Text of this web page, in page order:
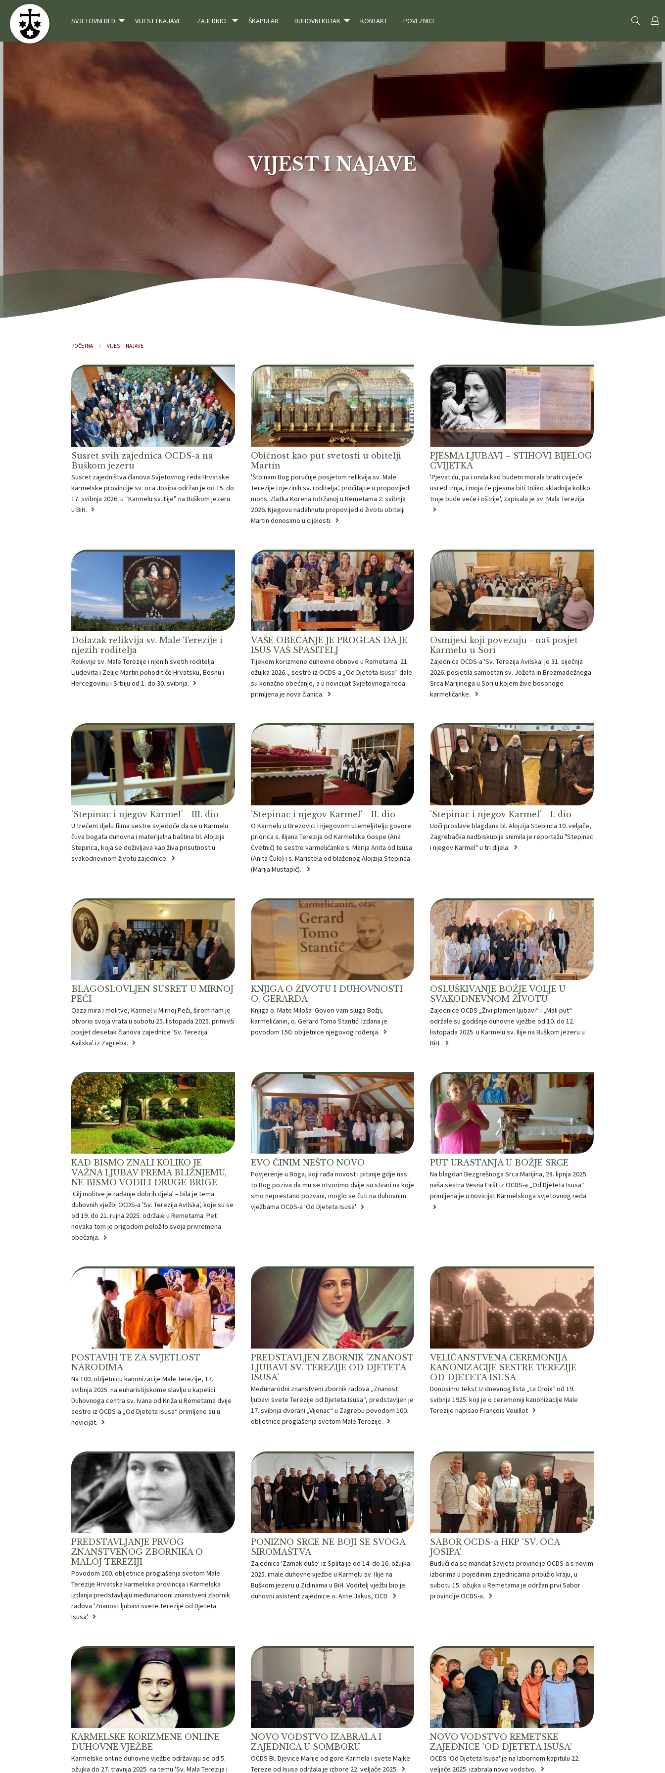
SVJETOVNI RED VIJEST I NAJAVE ZAJEDNICE ŠKAPULAR DUHOVNI KUTAK KONTAKT POVEZNICE
VIJEST I NAJAVE
POČETNA VIJEST I NAJAVE
Susret svih zajednica OCDS-a na
Buškom jezeru
Susret zajedništva članova Svjetovnog reda Hrvatske
karmelske provincije sv. oca Josipa održan je od 15. do
17. svibnja 2026. u “Karmelu sv. Ilije” na Buškom jezeru
u BiH.
Običnost kao put svetosti u obitelji
Martin
'Što nam Bog poručuje posjetom relikvija sv. Male
Terezije i njezinih sv. roditelja', pročitajte u propovijedi
mons. Zlatka Korena održanoj u Remetama 2. svibnja
2026. Njegovu nadahnutu propovijed o životu obitelji
Martin donosimo u cijelosti.
PJESMA LJUBAVI – STIHOVI BIJELOG
CVIJETKA
'Pjevat ću, pa i onda kad budem morala brati cvijeće
usred trnja, i moja će pjesma biti toliko skladnija koliko
trnje bude veće i oštrije', zapisala je sv. Mala Terezija.
Dolazak relikvija sv. Male Terezije i
njezih roditelja
Relikvije sv. Male Terezije i njenih svetih roditelja
Ljudevita i Zelije Martin pohodit će Hrvatsku, Bosnu i
Hercegovinu i Srbiju od 1. do 30. svibnja.
VAŠE OBEĆANJE JE PROGLAS DA JE
ISUS VAŠ SPASITELJ
Tijekom korizmene duhovne obnove u Remetama 21.
ožujka 2026.., sestre iz OCDS-a „Od Djeteta Isusa” dale
su konačno obećanje, a u novicijat Svjetovnoga reda
primljena je nova članica.
Osmijesi koji povezuju - naš posjet
Karmelu u Sori
Zajednica OCDS-a 'Sv. Terezija Avilska' je 31. siječnja
2026. posjetila samostan sv. Jožefa in Brezmadežnega
Srca Marijinega u Sori u kojem žive bosonoge
karmelićanke.
'Stepinac i njegov Karmel' - III. dio
U trećem djelu filma sestre svjedoče da se u Karmelu
čuva bogata duhovna i materijalna baština bl. Alojzija
Stepinca, koja se doživljava kao živa prisutnost u
svakodnevnom životu zajednice.
'Stepinac i njegov Karmel' - II. dio
O Karmelu u Brezovici i njegovom utemeljitelju govore
priorica s. Ilijana Terezija od Karmelske Gospe (Ana
Cvetnić) te sestre karmelićanke s. Marija Anita od Isusa
(Anita Čulo) i s. Maristela od blaženog Alojzija Stepinca
(Marija Mustapić).
'Stepinac i njegov Karmel' - I. dio
Uoči proslave blagdana bl. Alojzija Stepinca 10. veljače,
Zagrebačka nadbiskupija snimila je reportažu "Stepinac
i njegov Karmel" u tri dijela.
BLAGOSLOVLJEN SUSRET U MIRNOJ
PEČI
Oaza mira i molitve, Karmel u Mirnoj Peči, širom nam je
otvorio svoja vrata u subotu 25. listopada 2025. primivši
posjet desetak članova zajednice 'Sv. Terezija
Avilska' iz Zagreba.
KNJIGA O ŽIVOTU I DUHOVNOSTI
O. GERARDA
Knjiga o. Mate Miloša 'Govori vam sluga Božji,
karmelićanin, o. Gerard Tomo Stantić' izdana je
povodom 150. obljetnice njegovog rođenja.
OSLUŠKIVANJE BOŽJE VOLJE U
SVAKODNEVNOM ŽIVOTU
Zajednice OCDS „Živi plamen ljubavi“ i „Mali put“
održale su godišnje duhovne vježbe od 10. do 12.
listopada 2025. u Karmelu sv. Ilije na Buškom jezeru u
BiH.
KAD BISMO ZNALI KOLIKO JE
VAŽNA LJUBAV PREMA BLIŽNJEMU,
NE BISMO VODILI DRUGE BRIGE
'Cilj molitve je rađanje dobrih djela' – bila je tema
duhovnih vježbi OCDS-a 'Sv. Terezija Avilska', koje su se
od 19. do 21. rujna 2025. održale u Remetama. Pet
novaka tom je prigodom položilo svoja privremena
obećanja.
EVO ČINIM NEŠTO NOVO
Povjerenje u Boga, koji rađa novost i pitanje gdje nas
to Bog poziva da mu se otvorimo dvije su stvari na koje
smo neprestano pozvani, moglo se čuti na duhovnim
vježbama OCDS-a 'Od Djeteta Isusa'.
PUT URASTANJA U BOŽJE SRCE
Na blagdan Bezgrešnoga Srca Marijina, 28. lipnja 2025.
naša sestra Vesna Firšt iz OCDS-a „Od Djeteta Isusa“
primljena je u novicijat Karmelskoga svjetovnog reda
POSTAVIH TE ZA SVJETLOST
NARODIMA
Na 100. obljetnicu kanonizacije Male Terezije, 17.
svibnja 2025. na euharistijskome slavlju u kapelici
Duhovnoga centra sv. Ivana od Križa u Remetama dvije
sestre iz OCDS-a „Od Djeteta Isusa“ primljene su u
novicijat.
PREDSTAVLJEN ZBORNIK 'ZNANOST
LJUBAVI SV. TEREZIJE OD DJETETA
ISUSA'
Međunarodni znanstveni zbornik radova „Znanost
ljubavi svete Terezije od Djeteta Isusa“, predstavljen je
17. svibnja dvorani „Vijenac“ u Zagrebu povodom 100.
obljetnice proglašenja svetom Male Terezije.
VELIČANSTVENA CEREMONIJA
KANONIZACIJE SESTRE TEREZIJE
OD DJETETA ISUSA
Donosimo tekst Iz dnevnog lista „La Croix“ od 19.
svibnja 1925. koji je o ceremoniji kanonizacije Male
Terezije napisao François Veuillot
PREDSTAVLJANJE PRVOG
ZNANSTVENOG ZBORNIKA O
MALOJ TEREZIJI
Povodom 100. obljetnice proglašenja svetom Male
Terezije Hrvatska karmelska provincija i Karmelska
izdanja predstavljaju međunarodni znanstveni zbornik
radova 'Znanost ljubavi svete Terezije od Djeteta
Isusa'.
PONIZNO SRCE NE BOJI SE SVOGA
SIROMAŠTVA
Zajednica 'Zamak duše' iz Splita je od 14. do 16. ožujka
2025. imale duhovne vježbe u Karmelu sv. Ilije na
Buškom jezeru u Zidinama u BiH. Voditelj vježbi bio je
duhovni asistent zajednice o. Ante Jakus, OCD.
SABOR OCDS-a HKP 'SV. OCA
JOSIPA'
Budući da se mandat Savjeta provincije OCDS-a s novim
izborima u pojedinim zajednicama približio kraju, u
subotu 15. ožujka u Remetama je održan prvi Sabor
provincije OCDS-a.
KARMELSKE KORIZMENE ONLINE
DUHOVNE VJEŽBE
Karmelske online duhovne vježbe održavaju se od 5.
ožujka do 27. travnja 2025. na temu 'Sv. Mala Terezija i
NOVO VODSTVO IZABRALA I
ZAJEDNICA U SOMBORU
OCDS Bl. Djevice Marije od gore Karmela i svete Majke
Tereze od Isusa održala je izbore 22. veljače 2025.
NOVO VODSTVO REMETSKE
ZAJEDNICE 'OD DJETETA ISUSA'
OCDS 'Od Djeteta Isusa' je na Izbornom kapitulu 22.
veljače 2025. izabrala novo vodstvo.